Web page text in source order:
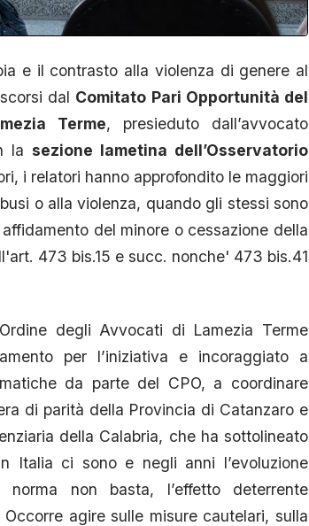
e il contrasto alla violenza di genere al
dal Comitato Pari Opportunità del
Terme, presieduto dall’avvocato
la sezione lametina dell’Osservatorio
i relatori hanno approfondito le maggiori
o alla violenza, quando gli stessi sono
del minore o cessazione della
473 bis.15 e succ. nonche' 473 bis.41
degli Avvocati di Lamezia Terme
per l’iniziativa e incoraggiato a
da parte del CPO, a coordinare
di parità della Provincia di Catanzaro e
della Calabria, che ha sottolineato
Italia ci sono e negli anni l’evoluzione
non basta, l’effetto deterrente
agire sulle misure cautelari, sulla